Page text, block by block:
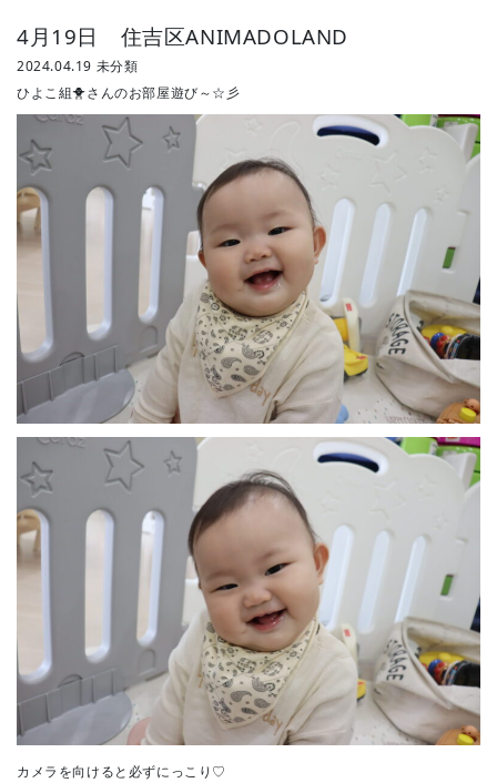
4月19日 住吉区ANIMADOLAND
2024.04.19 未分類
ひよこ組🐥さんのお部屋遊び～☆彡
カメラを向けると必ずにっこり♡